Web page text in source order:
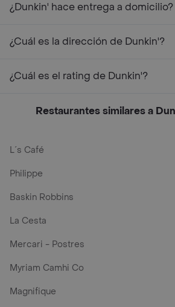
¿Dunkin' hace entrega a domicilio?
¿Cuál es la dirección de Dunkin'?
¿Cuál es el rating de Dunkin'?
Restaurantes similares a
L´s Café
Philippe
Baskin Robbins
La Cesta
Mercari - Postres
Myriam Camhi Co
Magnifique